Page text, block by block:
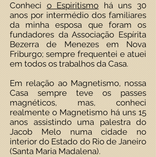
Conheci o Espiritismo há uns 30
anos por intermédio dos familiares
da minha esposa que foram os
fundadores da Associação Espírita
Bezerra de Menezes em Nova
Friburgo; sempre frequentei e atuei
em todos os trabalhos da Casa.
Em relação ao Magnetismo, nossa
Casa sempre teve os passes
magnéticos, mas, conheci
realmente o Magnetismo há uns 15
anos assistindo uma palestra do
Jacob Melo numa cidade no
interior do Estado do Rio de Janeiro
(Santa Maria Madalena).